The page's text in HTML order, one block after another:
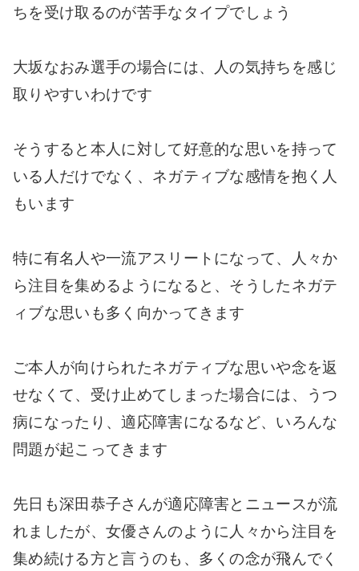
ちを受け取るのが苦手なタイプでしょう
大坂なおみ選手の場合には、人の気持ちを感じ
取りやすいわけです
そうすると本人に対して好意的な思いを持って
いる人だけでなく、ネガティブな感情を抱く人
もいます
特に有名人や一流アスリートになって、人々か
ら注目を集めるようになると、そうしたネガテ
ィブな思いも多く向かってきます
ご本人が向けられたネガティブな思いや念を返
せなくて、受け止めてしまった場合には、うつ
病になったり、適応障害になるなど、いろんな
問題が起こってきます
先日も深田恭子さんが適応障害とニュースが流
れましたが、女優さんのように人々から注目を
集め続ける方と言うのも、多くの念が飛んでく